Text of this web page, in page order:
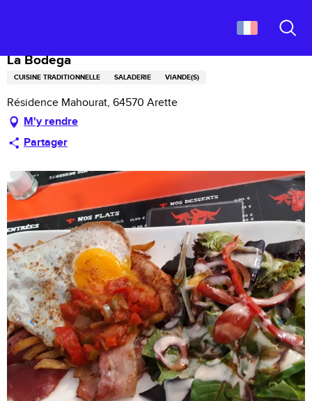
principal
La Bodega
CUISINE TRADITIONNELLE SALADERIE VIANDE(S)
Résidence Mahourat, 64570 Arette
M'y rendre
Partager